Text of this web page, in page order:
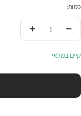
כמות:
העלי
קיים במלאי